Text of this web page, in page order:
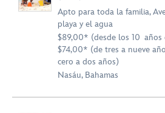
Apto para toda la familia,
playa y el agua
$89,00* (desde los 10 años
$74,00* (de tres a nueve
cero a dos años)
Nasáu, Bahamas